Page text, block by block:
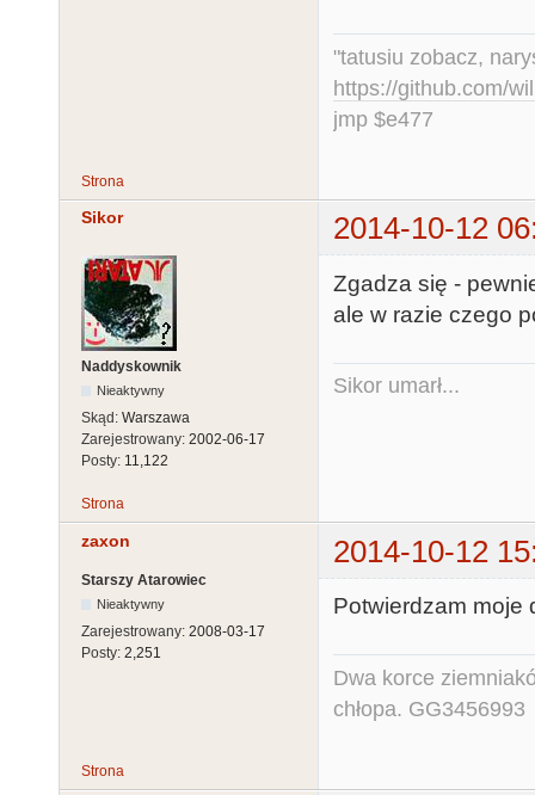
"tatusiu zobacz,
https://github.com/
jmp $e477
Strona
Sikor 2014-10-12
Naddyskownik
Nieaktywny
Skąd: Warszawa
Zarejestrowany: 2002-06-17
Posty: 11,122
Zgadza się -
ale w razie czego
Sikor umarł...
Strona
zaxon 2014-10-12
Starszy Atarowiec
Nieaktywny
Zarejestrowany: 2008-03-17
Posty: 2,251
Potwierdzam moje
Dwa korce
chłopa. GG3456993
Strona